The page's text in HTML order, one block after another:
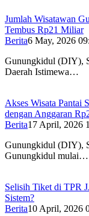
Jumlah Wisatawan
Tembus Rp21 Miliar
Berita6 May, 2026
Gunungkidul (DIY),
Daerah Istimewa…
Akses Wisata Pantai
dengan Anggaran
Berita17 April, 2026
Gunungkidul (DIY),
Gunungkidul mulai…
Selisih Tiket di TPR
Sistem?
Berita10 April, 2026